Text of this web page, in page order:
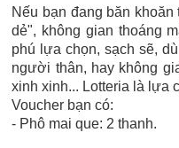
Nếu bạn đang băn
dẻ", không gian thoáng
phú lựa chọn, sạch sẽ,
người thân, hay không
xinh xinh... Lotteria là lựa
Voucher bạn có:
- Phô mai que: 2 thanh.